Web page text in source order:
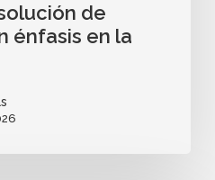
de
énfasis en la